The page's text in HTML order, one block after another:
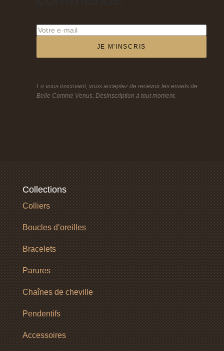
JE M'INSCRIS
En vous inscrivant, vous acceptez de recevoir les emails de
Belle Comme Venus. Désinscription à tout moment.
Collections
Colliers
Boucles d’oreilles
Bracelets
Parures
Chaînes de cheville
Pendentifs
Accessoires